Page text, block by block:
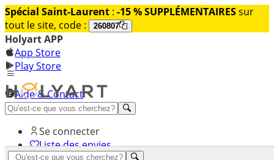
Spécial Saint-Laurent : -15 % SUPPLÉMENTAIRESsur
tout le site, code :
260807
Holyart APP
App Store
Play Store
Aide & Contact
Découvrez Premium
Se connecter
Liste des envies